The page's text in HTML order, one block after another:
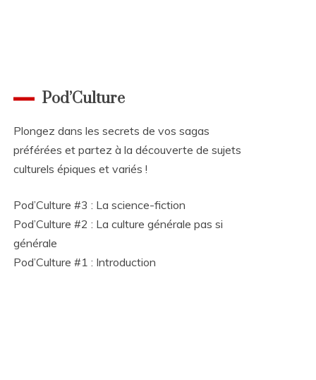
Pod’Culture
Plongez dans les secrets de vos sagas
préférées et partez à la découverte de sujets
culturels épiques et variés !
Pod’Culture #3 : La science-fiction
Pod’Culture #2 : La culture générale pas si
générale
Pod’Culture #1 : Introduction